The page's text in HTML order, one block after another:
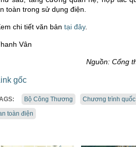
toàn trong sử dụng điện.
chi tiết văn bản tại đây.
Vân
Nguồn: Cổng
gốc
Bộ Công Thương
Chương trình
toàn điện